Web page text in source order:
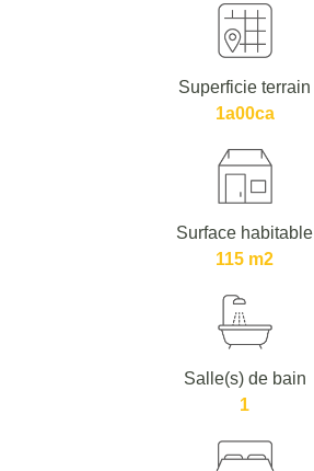
Superficie terrain
1a00ca
Surface habitable
115 m2
Salle(s) de bain
1